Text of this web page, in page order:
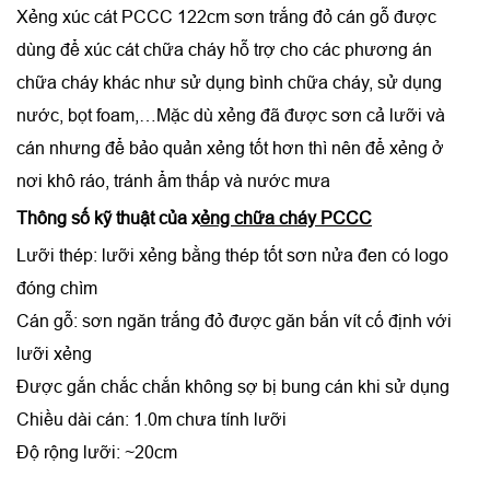
Xẻng xúc cát PCCC 122cm sơn trắng đỏ cán gỗ được
dùng để xúc cát chữa cháy hỗ trợ cho các phương án
chữa cháy khác như sử dụng bình chữa cháy, sử dụng
nước, bọt foam,…Mặc dù xẻng đã được sơn cả lưỡi và
cán nhưng để bảo quản xẻng tốt hơn thì nên để xẻng ở
nơi khô ráo, tránh ẩm thấp và nước mưa
Thông số kỹ thuật của xẻng chữa cháy PCCC
Lưỡi thép: lưỡi xẻng bằng thép tốt sơn nửa đen có logo
đóng chìm
Cán gỗ: sơn ngăn trắng đỏ được găn bắn vít cố định với
lưỡi xẻng
Được gắn chắc chắn không sợ bị bung cán khi sử dụng
Chiều dài cán: 1.0m chưa tính lưỡi
Độ rộng lưỡi: ~20cm